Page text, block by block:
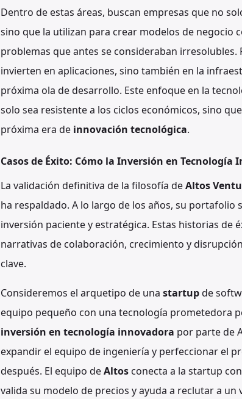
Dentro de estas áreas, buscan empresas que no
sino que la utilizan para crear modelos de negocio
problemas que antes se consideraban irresolubles.
invierten en aplicaciones, sino también en la
próxima ola de desarrollo. Este enfoque en la
solo sea resistente a los ciclos económicos, sino
próxima era de innovación tecnológica.
Casos de Éxito: Cómo la Inversión en
La validación definitiva de la filosofía deAltos
ha respaldado. A lo largo de los años, su
inversión paciente y estratégica. Estas historias de
narrativas de colaboración, crecimiento y
clave.
Consideremos el arquetipo de una startupde
equipo pequeño con una tecnología prometedora
inversión en tecnología innovadora por parte de
expandir el equipo de ingeniería y perfeccionar el
después. El equipo deAltos conecta a la startup
valida su modelo de precios y ayuda a reclutar a